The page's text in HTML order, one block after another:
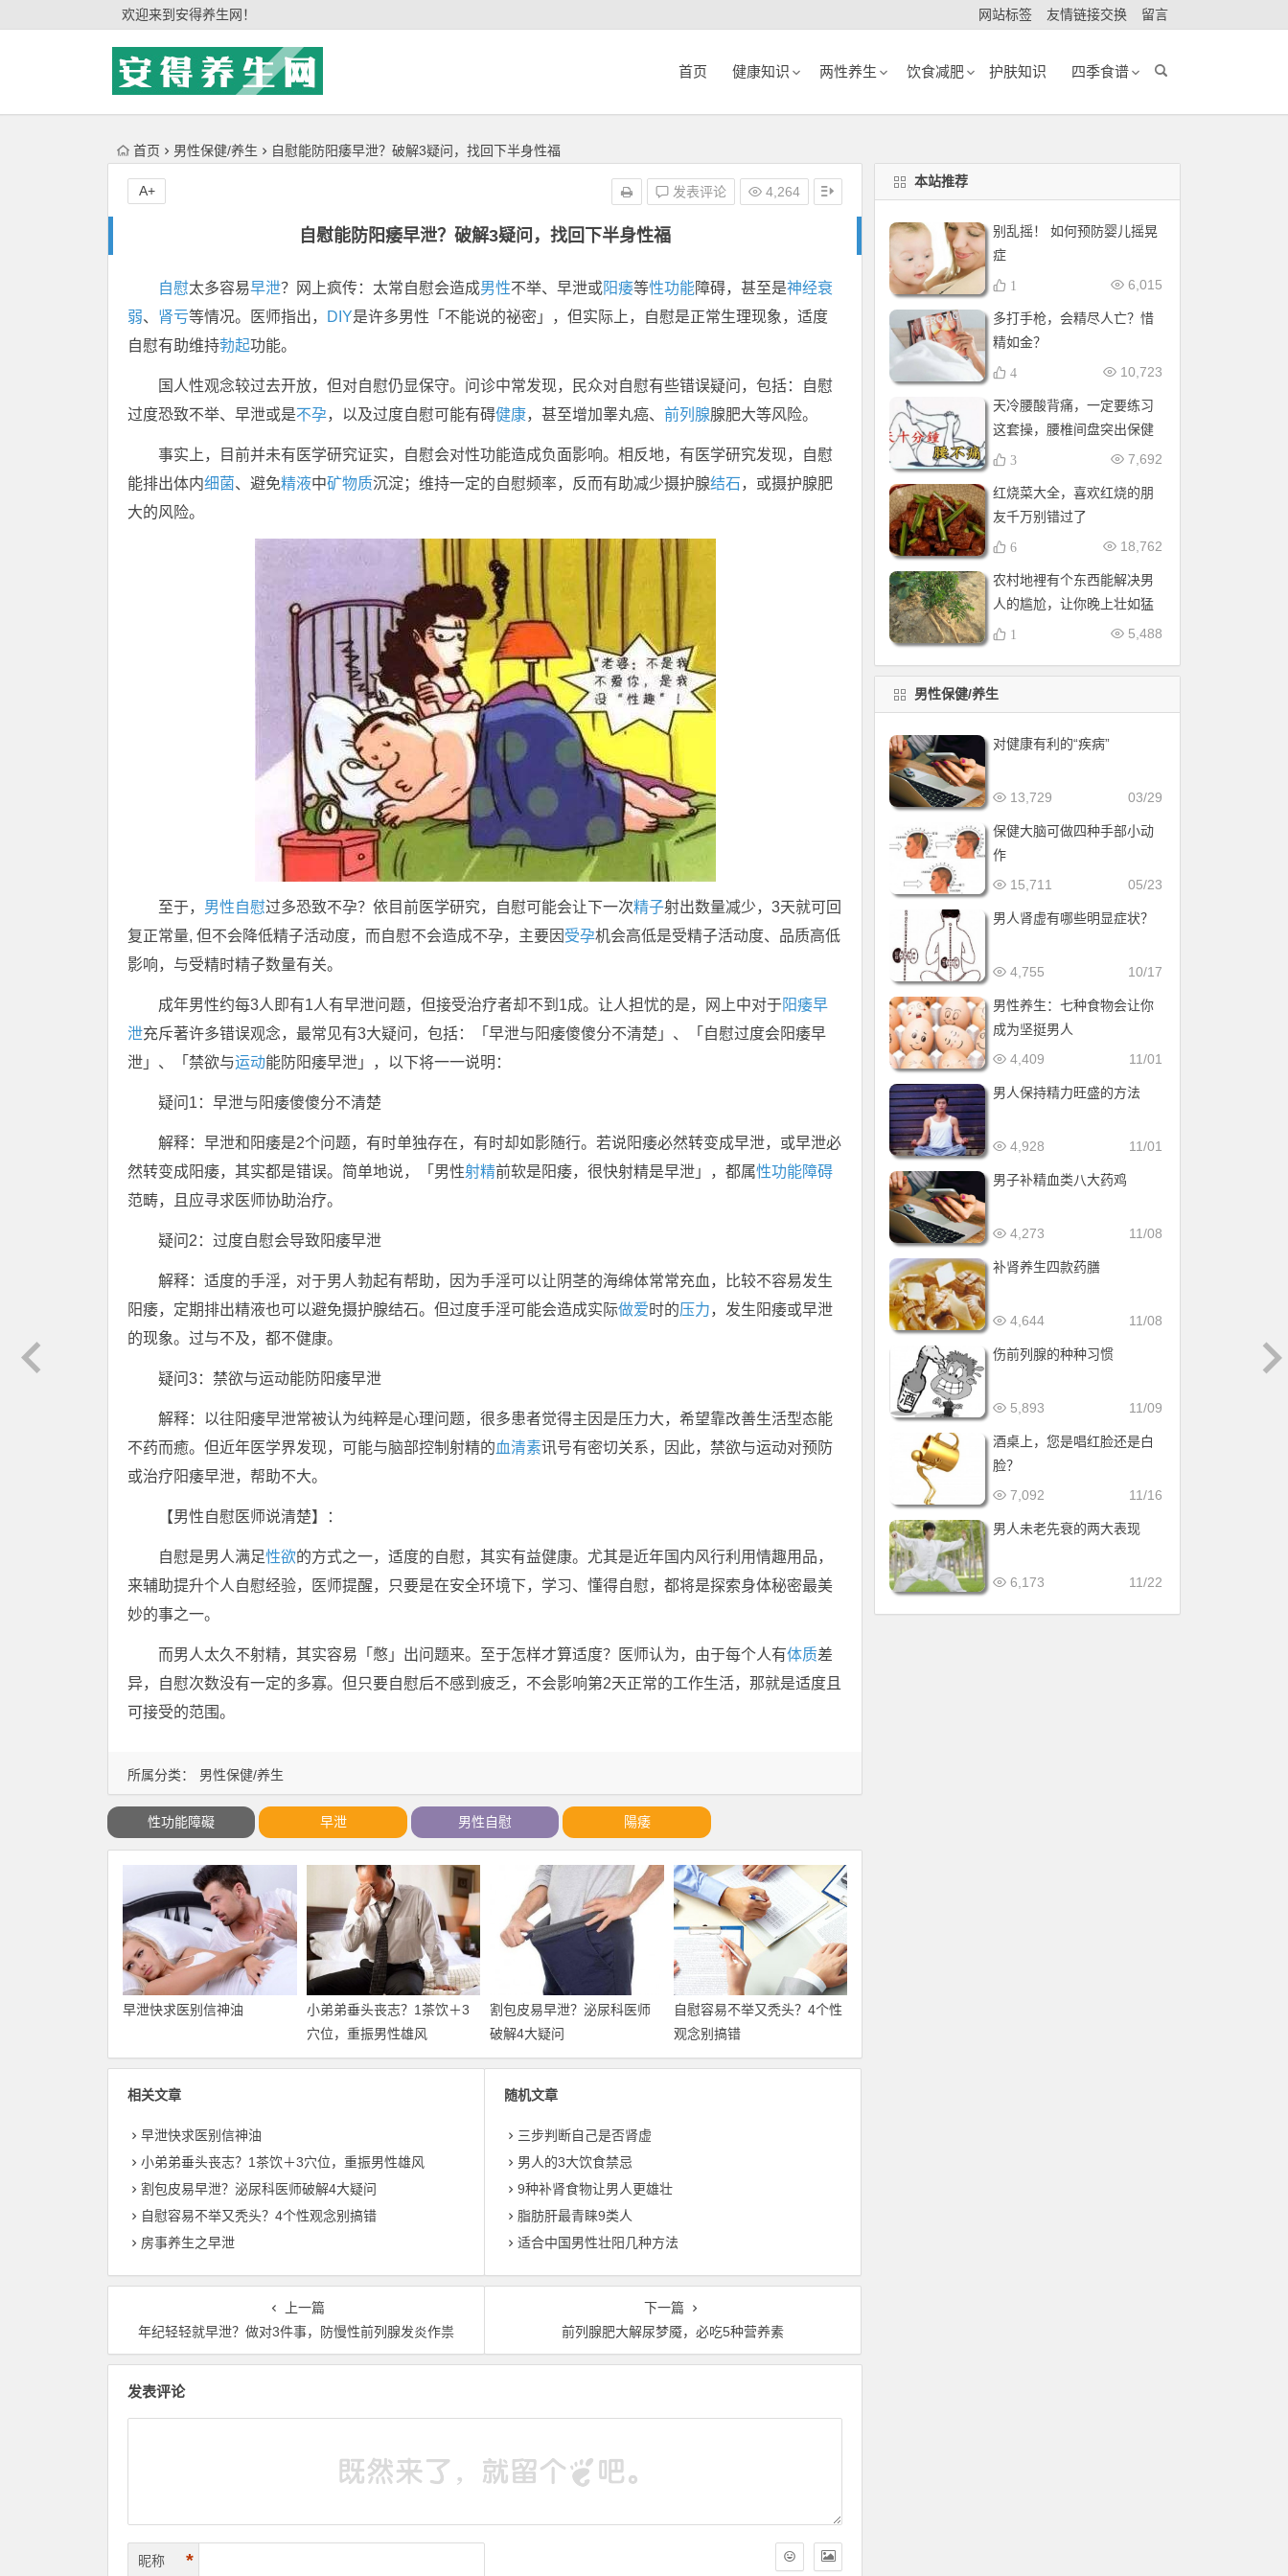
欢迎来到安得养生网！ 网站标签 友情链接交换 留言
首页 健康知识 两性养生 饮食减肥 护肤知识 四季食谱
首页 男性保健/养生 自慰能防阳痿早泄？破解3疑问，找回下半身性福
自慰能防阳痿早泄？破解3疑问，找回下半身性福
发表评论 4,264
A+
所属分类： 男性保健/养生
自慰太多容易早泄？网上疯传：太常自慰会造成男性不举、早泄或阳痿等性功能障碍，甚至是神经衰
弱、 肾亏等情况。医师指出， DIY是许多男性「不能说的祕密」，但实际上，自慰是正常生理现象，适度
自慰有助维持勃起功能。
国人性观念较过去开放，但对自慰仍显保守。问诊中常发现，民众对自慰有些错误疑问，包括：自慰
过度恐致不举、早泄或是不孕，以及过度自慰可能有碍健康，甚至增加睾丸癌、 前列腺腺肥大等风险。
事实上，目前并未有医学研究证实，自慰会对性功能造成负面影响。相反地，有医学研究发现，自慰
能排出体内细菌、避免精液中矿物质沉淀；维持一定的自慰频率，反而有助减少摄护腺结石，或摄护腺肥
大的风险。
至于， 男性自慰过多恐致不孕？依目前医学研究，自慰可能会让下一次精子射出数量减少，3天就可回
复正常量, 但不会降低精子活动度，而自慰不会造成不孕，主要因 受孕机会高低是受精子活动度、品质高低
影响，与受精时精子数量有关。
成年男性约每3人即有1人有早泄问题，但接受治疗者却不到1成。让人担忧的是，网上中对于阳痿早
泄充斥著许多错误观念，最常见有3大疑问，包括：「早泄与阳痿傻傻分不清楚」、「自慰过度会阳痿早
泄」、「禁欲与运动能防阳痿早泄」，以下将一一说明：
疑问1：早泄与阳痿傻傻分不清楚
解释：早泄和阳痿是2个问题，有时单独存在，有时却如影随行。若说阳痿必然转变成早泄，或早泄必
然转变成阳痿，其实都是错误。简单地说，「男性射精前软是阳痿，很快射精是早泄」，都属性功能障碍
范畴，且应寻求医师协助治疗。
疑问2：过度自慰会导致阳痿早泄
解释：适度的手淫，对于男人勃起有帮助，因为手淫可以让阴茎的海绵体常常充血，比较不容易发生
阳痿，定期排出精液也可以避免摄护腺结石。但过度手淫可能会造成实际做爱时的压力，发生阳痿或早泄
的现象。过与不及，都不健康。
疑问3：禁欲与运动能防阳痿早泄
解释：以往阳痿早泄常被认为纯粹是心理问题，很多患者觉得主因是压力大，希望靠改善生活型态能
不药而癒。但近年医学界发现，可能与脑部控制射精的血清素讯号有密切关系，因此，禁欲与运动对预防
或治疗阳痿早泄，帮助不大。
【男性自慰医师说清楚】：
自慰是男人满足性欲的方式之一，适度的自慰，其实有益健康。尤其是近年国内风行利用情趣用品，
来辅助提升个人自慰经验，医师提醒，只要是在安全环境下，学习、懂得自慰，都将是探索身体秘密最美
妙的事之一。
而男人太久不射精，其实容易「憋」出问题来。至于怎样才算适度？医师认为，由于每个人有体质差
异，自慰次数没有一定的多寡。但只要自慰后不感到疲乏，不会影响第2天正常的工作生活，那就是适度且
可接受的范围。
性功能障礙 早泄 男性自慰 陽痿
早泄快求医别信神油
小弟弟垂头丧志？1茶饮＋3
穴位，重振男性雄风
割包皮易早泄？泌尿科医师
破解4大疑问
自慰容易不举又秃头？4个性
观念别搞错
相关文章
早泄快求医别信神油
小弟弟垂头丧志？1茶饮＋3穴位，重振男性雄风
割包皮易早泄？泌尿科医师破解4大疑问
自慰容易不举又秃头？4个性观念别搞错
房事养生之早泄
随机文章
三步判断自己是否肾虚
男人的3大饮食禁忌
9种补肾食物让男人更雄壮
脂肪肝最青睐9类人
适合中国男性壮阳几种方法
上一篇
年纪轻轻就早泄？做对3件事，防慢性前列腺发炎作祟
下一篇
前列腺肥大解尿梦魇，必吃5种营养素
发表评论
昵称 *
本站推荐
别乱摇！ 如何预防婴儿摇晃
症
6,015
1
多打手枪，会精尽人亡？惜
精如金？
10,723
4
天冷腰酸背痛，一定要练习
这套操，腰椎间盘突出保健
操，全套收好！每天十分钟
7,692
3
红烧菜大全，喜欢红烧的朋
友千万别错过了
18,762
6
农村地裡有个东西能解决男
人的尴尬，让你晚上壮如猛
牛床受不了
5,488
1
男性保健/养生
对健康有利的“疾病”
03/29
13,729
保健大脑可做四种手部小动
作
05/23
15,711
男人肾虚有哪些明显症状？
10/17
4,755
男性养生：七种食物会让你
成为坚挺男人
11/01
4,409
男人保持精力旺盛的方法
11/01
4,928
男子补精血类八大药鸡
11/08
4,273
补肾养生四款药膳
11/08
4,644
伤前列腺的种种习惯
11/09
5,893
酒桌上，您是唱红脸还是白
脸？
11/16
7,092
男人未老先衰的两大表现
11/22
6,173